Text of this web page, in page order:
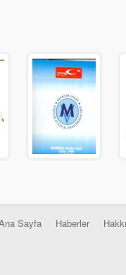
Sayfa Haberler